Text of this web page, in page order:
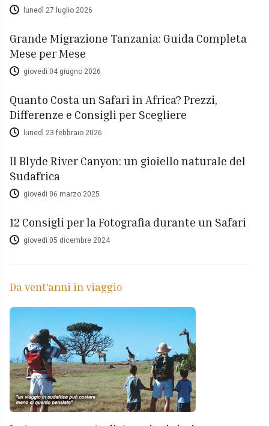
lunedì 27 luglio 2026
Grande Migrazione Tanzania: Guida Completa
Mese per Mese
giovedì 04 giugno 2026
Quanto Costa un Safari in Africa? Prezzi,
Differenze e Consigli per Scegliere
lunedì 23 febbraio 2026
Il Blyde River Canyon: un gioiello naturale del
Sudafrica
giovedì 06 marzo 2025
12 Consigli per la Fotografia durante un Safari
giovedì 05 dicembre 2024
Da vent'anni in viaggio